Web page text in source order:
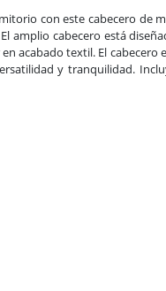
con este cabecero de
cabecero está
acabado textil. El
y tranquilidad.